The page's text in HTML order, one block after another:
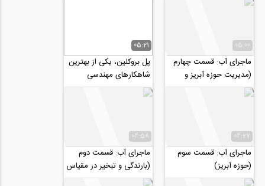
05:00
ماجرای آب: قسمت چهارم
(مدیریت حوزه آبریز و
تعریف خشکسالی)
05:21
پل بروکلین، یکی از بهترین
شاهکارهای مهندسی
(ترجمه و زیرنویس
اختصاصی موسسه ۸۰۸)
04:27
ماجرای آب: قسمت سوم
(حوزه آبریز)
04:58
ماجرای آب: قسمت دوم
(بارندگی و تبخیر در مقیاس
جهانی)